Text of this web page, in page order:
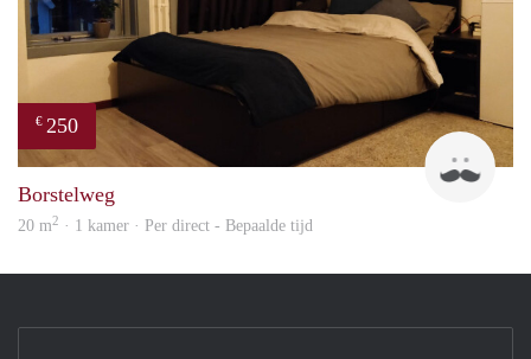
€ 250
Borstelweg
20 m2 · 1 kamer · Per direct - Bepaalde tijd